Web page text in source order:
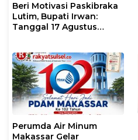
Beri Motivasi Paskibraka
Lutim, Bupati Irwan:
Tanggal 17 Agustus
Perumda Air Minum
Makassar Gelar